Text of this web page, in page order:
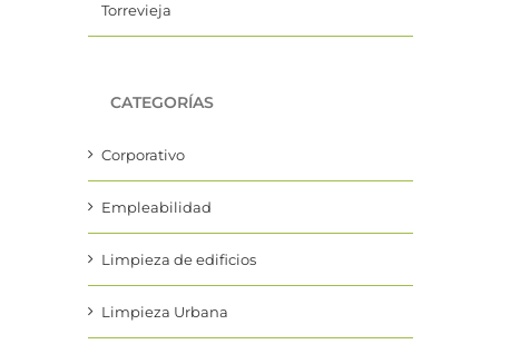
Torrevieja
CATEGORÍAS
Corporativo
Empleabilidad
Limpieza de edificios
Limpieza Urbana